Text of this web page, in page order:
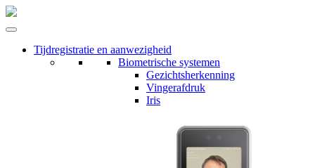
Tijdregistratie en aanwezigheid
Biometrische systemen
Gezichtsherkenning
Vingerafdruk
Iris